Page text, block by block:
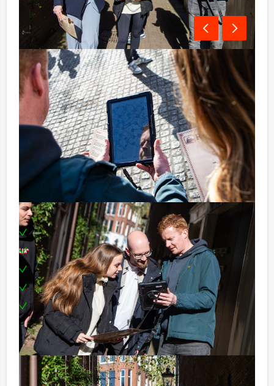
Om het allemaal nog iets interessanter te maken
hebben we ook enkele foto-opdrachten in het
programma verwerkt. Welk team creëert de meest
realistische ‘crime scene’ en welk team schiet de
meest ‘criminele’ teamfoto?
Kronen jullie je tot hét detective-team van de dag?
Onder het genot van een welverdiend drankje worden
de winnaars gehuldigd! Veel speur-plezier!
Inclusief:
Een tablet per team
Enthousiaste begeleiding
Een drankje
Een prijs voor het winnende team
Te boeken op uw gewenste dag en tijdstip!
Tip:
Uiteraard is dit uitje uitstekend te combineren met een
heerlijke lunch vooraf of een uitgebreid diner na
afloop. U kunt dit spel ook combineren met andere